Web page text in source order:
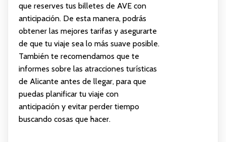
que reserves tus billetes de AVE con
anticipación. De esta manera, podrás
obtener las mejores tarifas y asegurarte
de que tu viaje sea lo más suave posible.
También te recomendamos que te
informes sobre las atracciones turísticas
de Alicante antes de llegar, para que
puedas planificar tu viaje con
anticipación y evitar perder tiempo
buscando cosas que hacer.